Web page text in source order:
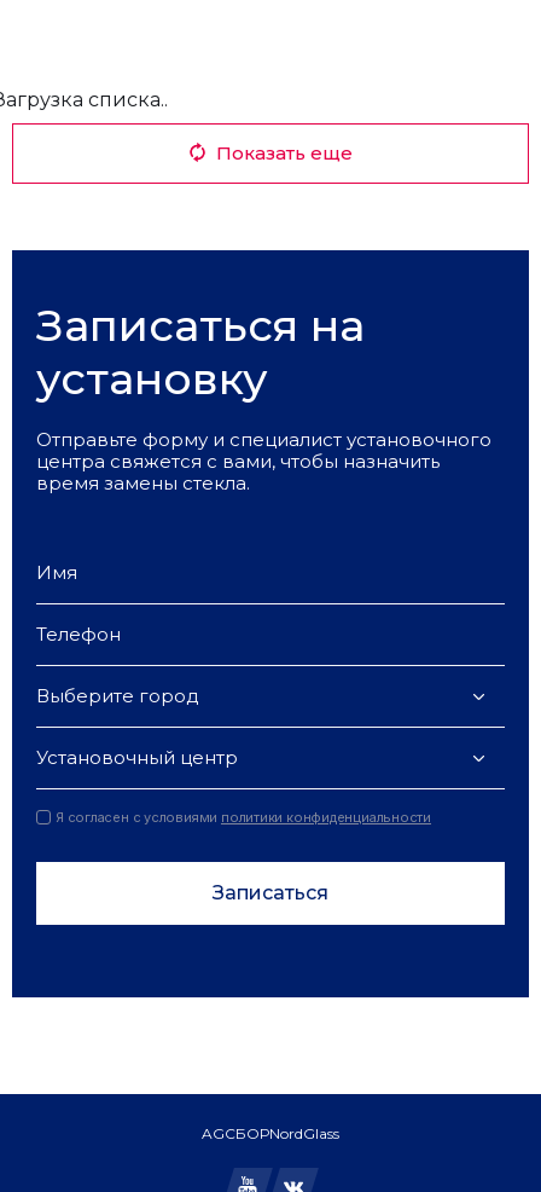
списка..
Показать еще
Записаться на
установку
Отправьте форму и специалист установочного
центра свяжется с вами, чтобы назначить
время замены стекла.
Выберите город
Установочный центр
Я согласен с условиями политики конфиденциальности
Записаться
AGCБОРNordGlass